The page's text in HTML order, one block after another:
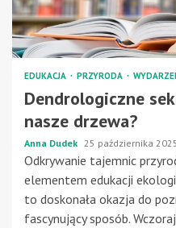
EDUKACJA PRZYRODA
Dendrologiczne
nasze drzewa?
Anna Dudek 25 października 2025
Odkrywanie tajemnic
elementem edukacji
to doskonała okazja do
fascynujący sposób.